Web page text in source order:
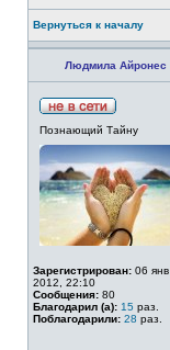
Вернуться к началу
Людмила Айронес
Познающий Тайну
Зарегистрирован: 06 янв
2012, 22:10
Сообщения: 80
Благодарил (а): 15 раз.
Поблагодарили: 28 раз.